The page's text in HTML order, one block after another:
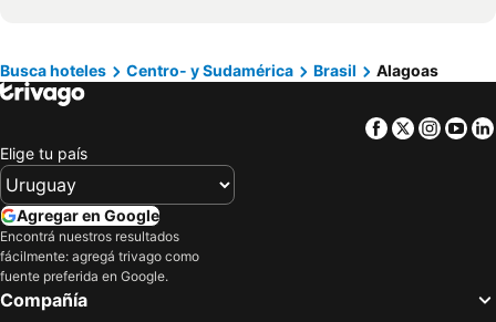
Hoteles en Bahamas
Hoteles en República Dominicana
Hoteles en Colombia
Hoteles en Alaska
Hoteles en Curazao
Busca hoteles Centro- y Sudamérica Brasil Alagoas
Facebook
Twitter
Elige tu país
Agregar en Google
Encontrá nuestros resultados
fácilmente: agregá trivago como
fuente preferida en Google.
Compañía